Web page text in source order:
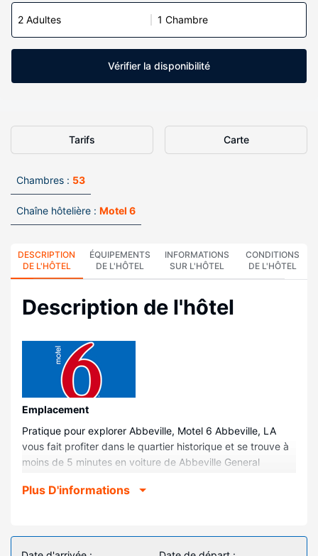
2 Adultes 1 Chambre
Vérifier la disponibilité
Tarifs Carte
Chambres : 53
Chaîne hôtelière : Motel 6
DESCRIPTION
DE L'HÔTEL
ÉQUIPEMENTS
DE L'HÔTEL
INFORMATIONS
SUR L'HÔTEL
CONDITIONS
DE L'HÔTEL
Description de l'hôtel
Emplacement
Pratique pour explorer Abbeville, Motel 6 Abbeville, LA
vous fait profiter dans le quartier historique et se trouve à
moins de 5 minutes en voiture de Abbeville General
McKinley Scott Park et à 4,8 km de Abbeville City Hall.
Les 53 chambres de l'hébergement vous invitent à la
détente et comprennent un réfrigérateur et un micro-
Plus D'informations